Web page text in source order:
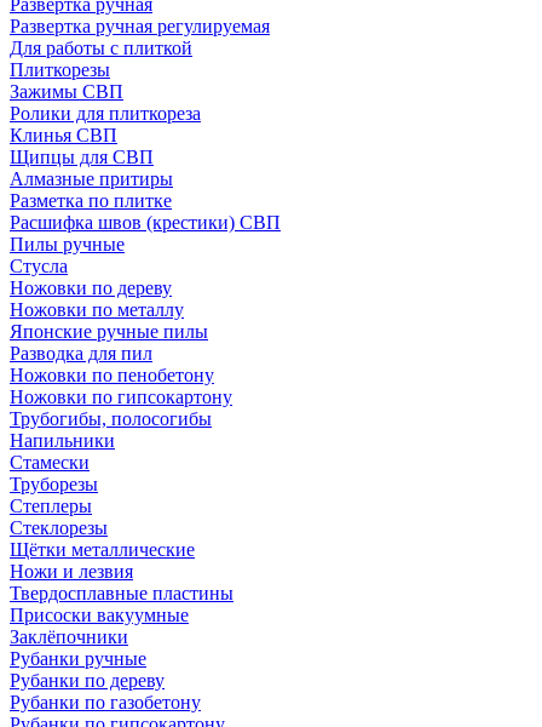
Развертка ручная
Развертка ручная регулируемая
Для работы с плиткой
Плиткорезы
Зажимы СВП
Ролики для плиткореза
Клинья СВП
Щипцы для СВП
Алмазные притиры
Разметка по плитке
Расшифка швов (крестики) СВП
Пилы ручные
Стусла
Ножовки по дереву
Ножовки по металлу
Японские ручные пилы
Разводка для пил
Ножовки по пенобетону
Ножовки по гипсокартону
Трубогибы, полосогибы
Напильники
Стамески
Труборезы
Степлеры
Стеклорезы
Щётки металлические
Ножи и лезвия
Твердосплавные пластины
Присоски вакуумные
Заклёпочники
Рубанки ручные
Рубанки по дереву
Рубанки по газобетону